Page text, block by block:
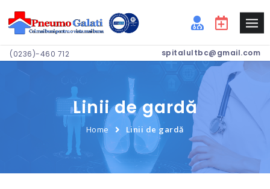
(0236)-460 712 spitalultbc@gmail.com
Linii de gardă
Home Linii de gardă